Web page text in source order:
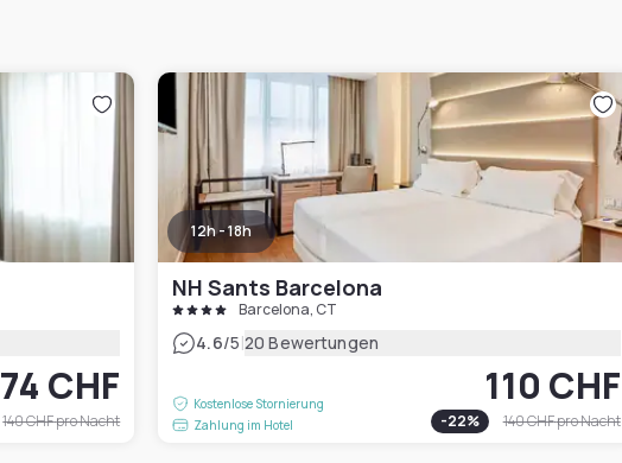
74 CHF
140 CHFpro Nacht
12h - 18h
NH Sants Barcelona
Barcelona, CT
4.6/5|20 Bewertungen
Kostenlose Stornierung
Zahlung im Hotel
110 CHF
-22% 140 CHFpro Nacht